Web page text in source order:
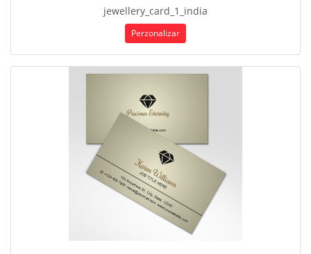
jewellery_card_1_india
Perzonalizar